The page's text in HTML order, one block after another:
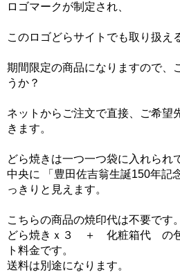
ロゴマークが制定され、
このロゴどらサイトでも取り扱え
期間限定の商品になりますので、
うか？
ネットからご注文で直接、ご希望
きます。
どら焼きは一つ一つ袋に入れられ
中央に 「豊田佐吉翁生誕150年記
っきりと見えます。
こちらの商品の焼印代は不要です。
どら焼きｘ３ ＋ 化粧箱代 の包
ト料金です。
送料は別途になります。